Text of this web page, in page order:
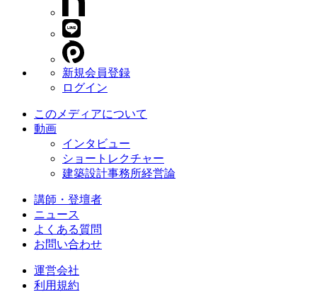
新規会員登録
ログイン
このメディアについて
動画
インタビュー
ショートレクチャー
建築設計事務所経営論
講師・登壇者
ニュース
よくある質問
お問い合わせ
運営会社
利用規約